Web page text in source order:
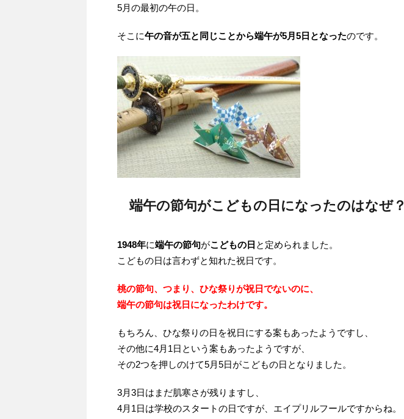
5月の最初の午の日。
そこに午の音が五と同じことから端午が5月5日となったのです。
端午の節句がこどもの日になったのはなぜ？
1948年に端午の節句がこどもの日 と定められました。
こどもの日は言わずと知れた祝日です。
桃の節句、つまり、ひな祭りが祝日でないのに、
端午の節句は祝日になったわけです。
もちろん、ひな祭りの日を祝日にする案もあったようですし、
その他に4月1日という案もあったようですが、
その2つを押しのけて5月5日がこどもの日となりました。
3月3日はまだ肌寒さが残りますし、
4月1日は学校のスタートの日ですが、エイプリルフールですからね。